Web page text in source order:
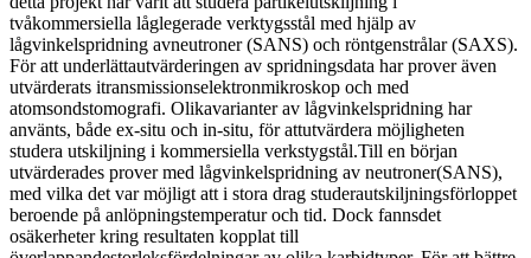
tvåkommersiella låglegerade verktygsstål med hjälp av
lågvinkelspridning avneutroner (SANS) och röntgenstrålar (SAXS).
För att underlättautvärderingen av spridningsdata har prover även
utvärderats itransmissionselektronmikroskop och med
atomsondstomografi. Olikavarianter av lågvinkelspridning har
använts, både ex-situ och in-situ, för attutvärdera möjligheten
studera utskiljning i kommersiella verkstygstål.Till en början
utvärderades prover med lågvinkelspridning av neutroner(SANS),
med vilka det var möjligt att i stora drag studerautskiljningsförloppet
beroende på anlöpningstemperatur och tid. Dock fannsdet
osäkerheter kring resultaten kopplat till